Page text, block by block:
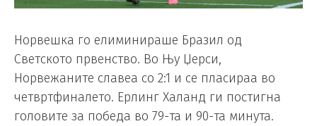
Норвешка го елиминираше Бразил од
Светското првенство. Во Њу Џерси,
Норвежаните славеа со 2:1 и се пласираа во
четвртфиналето. Ерлинг Халанд ги постигна
головите за победа во 79-та и 90-та минута.